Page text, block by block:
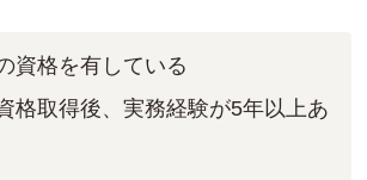
資格を有している
格取得後、実務経験が5年以上あ